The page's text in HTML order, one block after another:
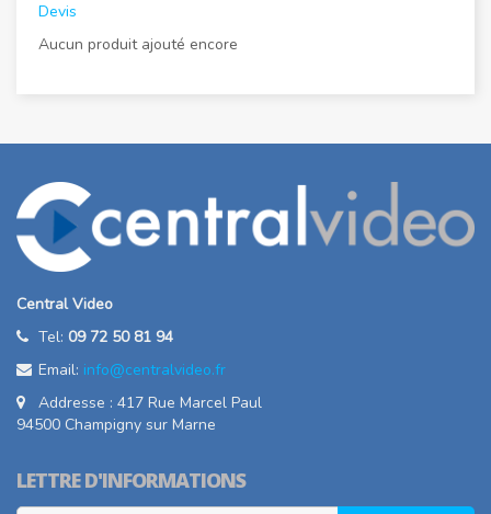
Devis
Aucun produit ajouté encore
Central Video
Tel: 09 72 50 81 94
Email: info@centralvideo.fr
Addresse : 417 Rue Marcel Paul
94500 Champigny sur Marne
LETTRE D'INFORMATIONS